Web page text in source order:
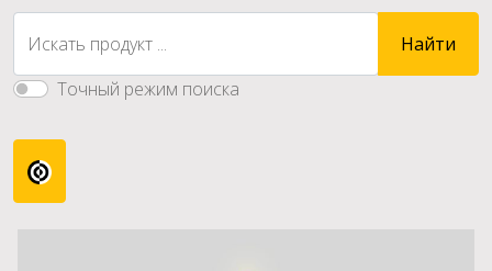
Искать продукт ...
Найти
Точный режим поиска